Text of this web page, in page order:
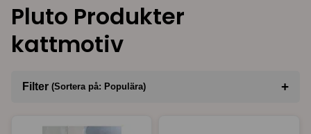
Pluto Produkter
kattmotiv
Filter (Sortera på: Populära) +